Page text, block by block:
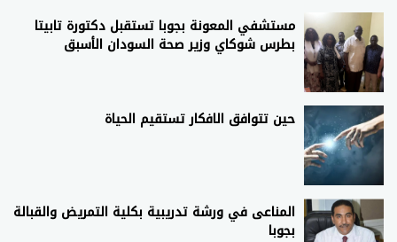
مستشفي المعونة بجوبا تستقبل دكتورة تابيتا
بطرس شوكاي وزير صحة السودان الأسبق
حين تتوافق الافكار تستقيم الحياة
المناعى في ورشة تدريبية بكلية التمريض والقبالة
بجوبا